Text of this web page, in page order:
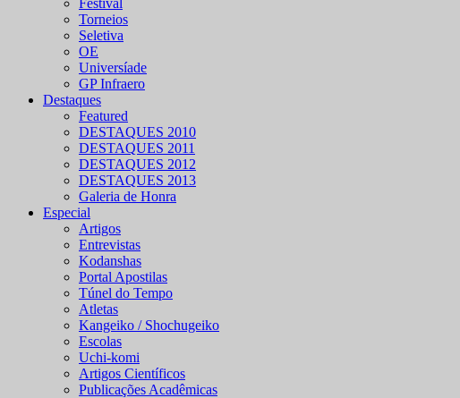
Torneios
Seletiva
OE
Universíade
GP Infraero
Destaques
Featured
DESTAQUES 2010
DESTAQUES 2011
DESTAQUES 2012
DESTAQUES 2013
Galeria de Honra
Especial
Artigos
Entrevistas
Kodanshas
Portal Apostilas
Túnel do Tempo
Atletas
Kangeiko / Shochugeiko
Escolas
Uchi-komi
Artigos Científicos
Publicações Acadêmicas